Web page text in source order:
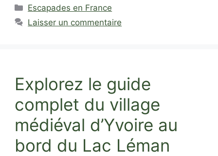
Catégories
Escapades en France
Laisser un commentaire
Explorez le guide
complet du village
médiéval d’Yvoire au
bord du Lac Léman